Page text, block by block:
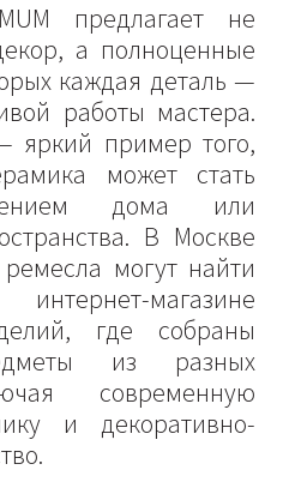
предлагает не
а полноценные
каждая деталь —
работы мастера.
яркий пример того,
может стать
дома или
В Москве
могут найти
магазине
где собраны
из разных
современную
и декоративно-